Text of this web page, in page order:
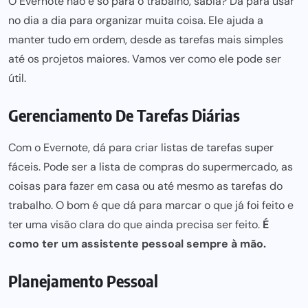
no dia a dia para organizar muita coisa. Ele ajuda a
manter tudo em ordem, desde as tarefas mais simples
até os projetos maiores. Vamos ver como ele pode ser
útil.
Gerenciamento De Tarefas Diárias
Com o Evernote, dá para criar listas de tarefas super
fáceis. Pode ser a lista de compras do supermercado, as
coisas para fazerem casa ou até mesmo as tarefas do
trabalho. O bom é que dá para marcar o que já foi feito e
ter uma visão clara do que ainda precisa ser feito. É
como ter um assistente pessoal sempre à mão.
Planejamento Pessoal